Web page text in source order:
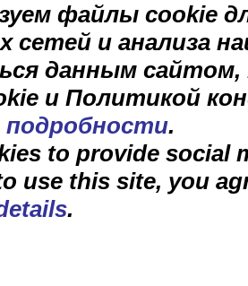
файлы cookie
сетей и анализа
данным
и Политикой
.
to provide social
use this site, you
.